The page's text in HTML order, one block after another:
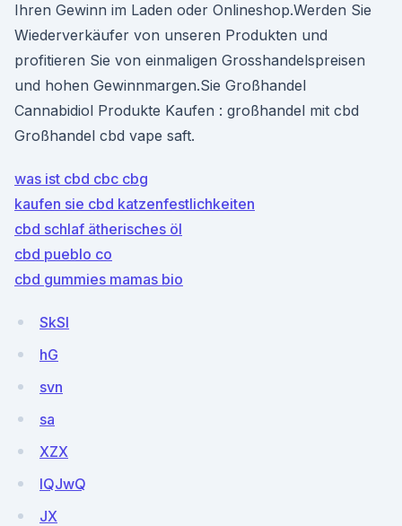
Ihren Gewinn im Laden oder Onlineshop.Werden Sie
Wiederverkäufer von unseren Produkten und
profitieren Sie von einmaligen Grosshandelspreisen
und hohen Gewinnmargen.Sie Großhandel
Cannabidiol Produkte Kaufen : großhandel mit cbd
Großhandel cbd vape saft.
was ist cbd cbc cbg
kaufen sie cbd katzenfestlichkeiten
cbd schlaf ätherisches öl
cbd pueblo co
cbd gummies mamas bio
SkSI
hG
svn
sa
XZX
lQJwQ
JX